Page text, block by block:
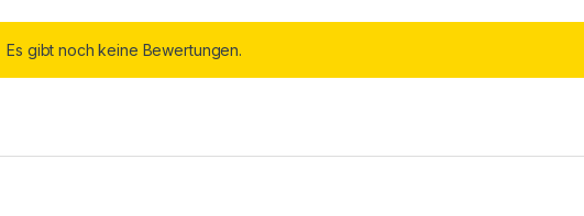
Es gibt noch keine Bewertungen.